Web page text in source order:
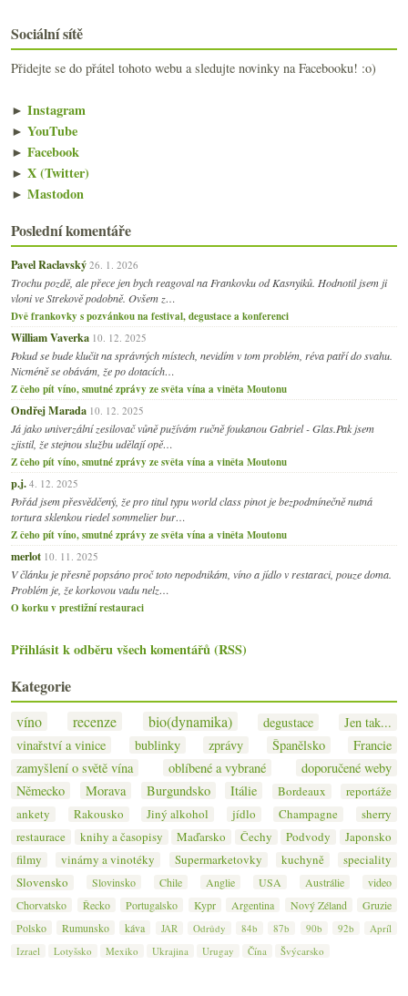
Sociální sítě
Přidejte se do přátel tohoto webu a sledujte novinky na Facebooku! :o)
► Instagram
► YouTube
► Facebook
► X (Twitter)
► Mastodon
Poslední komentáře
Pavel Raclavský 26. 1. 2026
Trochu pozdě, ale přece jen bych reagoval na Frankovku od Kasnyiků. Hodnotil jsem ji
vloni ve Strekově podobně. Ovšem z…
Dvě frankovky s pozvánkou na festival, degustace a konferenci
William Vaverka 10. 12. 2025
Pokud se bude klučit na správných místech, nevidím v tom problém, réva patří do svahu.
Nicméně se obávám, že po dotacích…
Z čeho pít víno, smutné zprávy ze světa vína a viněta Moutonu
Ondřej Marada 10. 12. 2025
Já jako univerzální zesilovač vůně pužívám ručně foukanou Gabriel - Glas.Pak jsem
zjistil, že stejnou službu udělají opě…
Z čeho pít víno, smutné zprávy ze světa vína a viněta Moutonu
p.j. 4. 12. 2025
Pořád jsem přesvědčený, že pro titul typu world class pinot je bezpodmínečně nutná
tortura sklenkou riedel sommelier bur…
Z čeho pít víno, smutné zprávy ze světa vína a viněta Moutonu
merlot 10. 11. 2025
V článku je přesně popsáno proč toto nepodnikám, víno a jídlo v restaraci, pouze doma.
Problém je, že korkovou vadu nelz…
O korku v prestižní restauraci
Přihlásit k odběru všech komentářů (RSS)
Kategorie
víno recenze bio(dynamika) degustace
Jen tak...
vinařství a vinice
bublinky zprávy Španělsko
Francie
zamyšlení o světě vína
oblíbené a vybrané
doporučené weby
Německo
Morava Burgundsko Itálie Bordeaux
reportáže
ankety
Rakousko Jiný alkohol jídlo Champagne
sherry
restaurace
knihy a časopisy Maďarsko Čechy Podvody
Japonsko
filmy
vinárny a vinotéky Supermarketovky kuchyně
speciality
Slovensko
Slovinsko Chile Anglie USA Austrálie
video
Chorvatsko
Řecko Portugalsko Kypr Argentina Nový Zéland
Gruzie
Polsko
Rumunsko káva JAR Odrůdy 84b 87b 90b 92b
Apríl
Izrael
Lotyšsko Mexiko Ukrajina Urugay Čína Švýcarsko